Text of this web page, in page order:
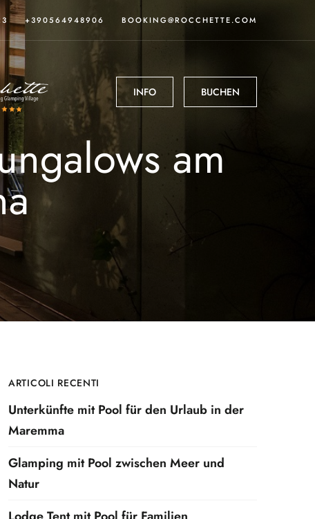
+390564948906 BOOKING@ROCCHETTE.COM
INFO BUCHEN
am
ARTICOLI RECENTI
Unterkünfte mit Pool für den Urlaub in der
Maremma
Glamping mit Pool zwischen Meer und
Natur